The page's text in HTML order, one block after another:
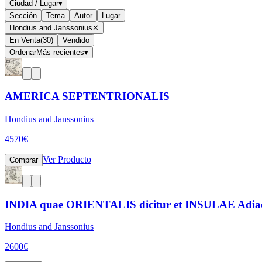
Ciudad / Lugar▾
Sección
Tema Autor
Lugar
Hondius and Janssonius✕
En Venta(30)
Vendido
OrdenarMás recientes▾
AMERICA SEPTENTRIONALIS
Hondius and Janssonius
4570€
Comprar Ver Producto
INDIA quae ORIENTALIS dicitur et INSULAE
Hondius and Janssonius
2600€